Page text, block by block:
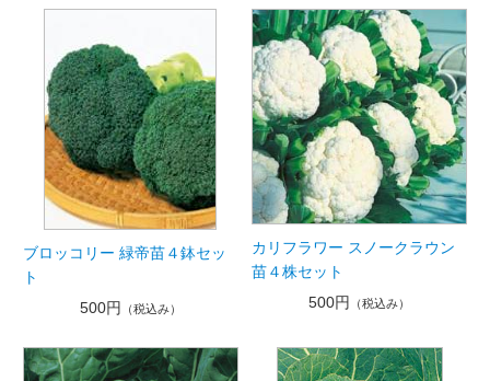
ブロッコリー 緑帝苗４鉢セッ
ト
500円
（税込み）
カリフラワー スノークラウン
苗４株セット
500円
（税込み）